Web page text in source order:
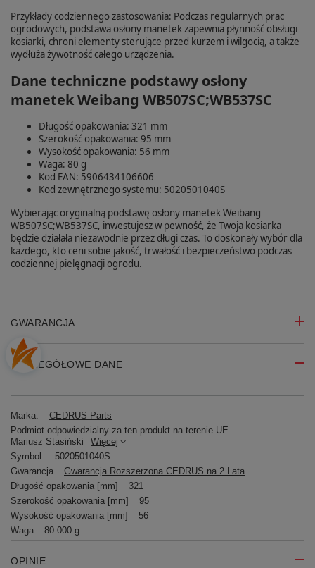
Przykłady codziennego zastosowania: Podczas regularnych prac
ogrodowych, podstawa osłony manetek zapewnia płynność obsługi
kosiarki, chroni elementy sterujące przed kurzem i wilgocią, a także
wydłuża żywotność całego urządzenia.
Dane techniczne podstawy osłony
manetek Weibang WB507SC;WB537SC
Długość opakowania: 321 mm
Szerokość opakowania: 95 mm
Wysokość opakowania: 56 mm
Waga: 80 g
Kod EAN: 5906434106606
Kod zewnętrznego systemu: 5020501040S
Wybierając oryginalną podstawę osłony manetek Weibang
WB507SC;WB537SC, inwestujesz w pewność, że Twoja kosiarka
będzie działała niezawodnie przez długi czas. To doskonały wybór dla
każdego, kto ceni sobie jakość, trwałość i bezpieczeństwo podczas
codziennej pielęgnacji ogrodu.
GWARANCJA
SZCZEGÓŁOWE DANE
Marka:
CEDRUS Parts
Podmiot odpowiedzialny za ten produkt na terenie UE
Mariusz Stasiński
Więcej
Symbol:
5020501040S
Gwarancja
Gwarancja Rozszerzona CEDRUS na 2 Lata
Długość opakowania [mm]
321
Szerokość opakowania [mm]
95
Wysokość opakowania [mm]
56
Waga
80.000 g
OPINIE